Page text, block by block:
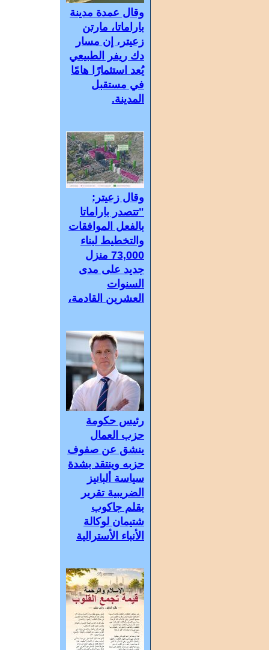
وقال عمدة مدينة
باراماتا، مارتن
زعيتر، إن مسار
دك ريفر الطبيعي
يُعد استثمارًا هامًا
في مستقبل
المدينة.
وقال زعيتر:
"تتصدر باراماتا
بالفعل الموافقات
والتخطيط لبناء
73,000 منزل
جديد على مدى
السنوات
العشرين القادمة،
رئيس حكومة
حزب العمال
ينشق عن صفوف
حزبه وينتقد بشدة
سياسة ألبانيز
الضريبية تقرير
بقلم جاكوب
شتيمان لوكالة
الأنباء الأسترالية